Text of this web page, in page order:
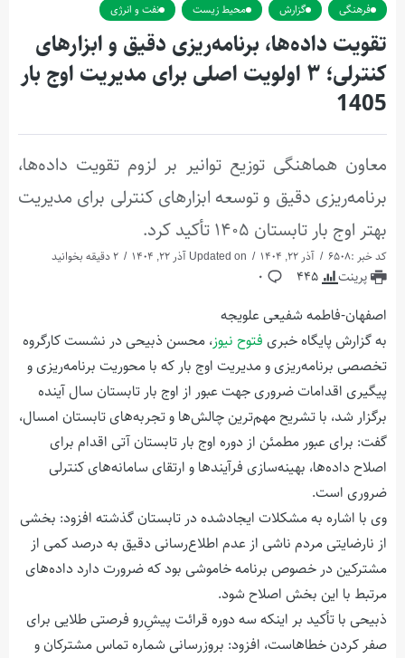
فرهنگی
گزارش محیط زیست نفت و انرژی
تقویت داده‌ها، برنامه‌ریزی دقیق و ابزارهای
كنترلی؛ ۳ اولویت اصلی برای مدیریت اوج بار
1405
معاون هماهنگی توزیع توانیر بر لزوم تقویت داده‌ها،
برنامه‌ریزی دقیق و توسعه ابزارهای کنترلی برای مدیریت
بهتر اوج بار تابستان ۱۴۰۵ تأکید کرد.
کد خبر :6508 آذر 22, 1404
پرینت 445
0
اصفهان-فاطمه شفیعی علویجه
به گزارش پایگاه خبری فتوح نیوز، محسن ذبیحی در نشست کارگروه
تخصصی برنامه‌ریزی و مدیریت اوج بار که با محوریت برنامه‌ریزی و
پیگیری اقدامات ضروری جهت عبور از اوج بار تابستان سال آینده
برگزار شد، با تشریح مهم‌ترین چالش‌ها و تجربه‌های تابستان امسال،
گفت: برای عبور مطمئن از دوره اوج بار تابستان آتی اقدام برای
اصلاح داده‌ها، بهینه‌سازی فرآیندها و ارتقای سامانه‌های کنترلی
ضروری است.
وی با اشاره به مشکلات ایجادشده در تابستان گذشته افزود: بخشی
از نارضایتی مردم ناشی از عدم اطلاع‌رسانی دقیق به درصد کمی از
مشترکین در خصوص برنامه خاموشی بود که ضرورت دارد داده‌های
مرتبط با این بخش اصلاح شود.
ذبیحی با تأکید بر اینکه سه دوره قرائت پیش‌ِرو فرصتی طلایی برای
صفر کردن خطاهاست، افزود: بروزرسانی شماره تماس مشترکان و